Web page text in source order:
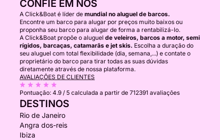
CONFIE EM NÓS
A Click&Boat é líder de mundial no aluguel de barcos.
Encontre um barco para alugar por preços muito baixos ou
proponha seu barco para alugar de forma a rentabilizá-lo.
A Click&Boat propõe o aluguel de veleiros, barcos a motor, semi
rígidos, barcaças, catamarãs e jet skis. Escolha a duração do
seu aluguel com total flexibilidade (dia, semana,...) e contate o
proprietário do barco para tirar todas as suas dúvidas
diretamente através de nossa plataforma.
AVALIAÇÕES DE CLIENTES
Pontuação: 4.9 / 5 calculada a partir de 712391 avaliações
DESTINOS
Rio de Janeiro
Angra dos-reis
Ibiza